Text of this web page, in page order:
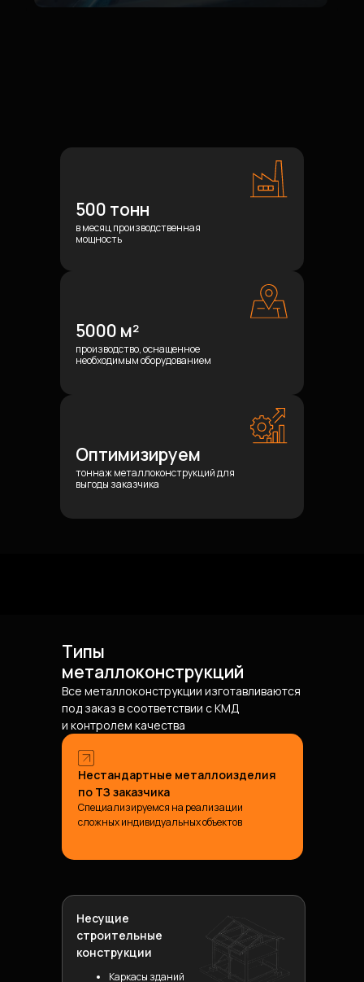
500 тонн
в месяц производственная
мощность
5000 м²
производство, оснащенное
необходимым оборудованием
Оптимизируем
тоннаж металлоконструкций для
выгоды заказчика
Типы
металлоконструкций
Все металлоконструкции изготавливаются
под заказ в соответствии с КМД
и контролем качества
Нестандартные металлоизделия
по ТЗ заказчика
Специализируемся на реализации
сложных индивидуальных объектов
Несущие
строительные
конструкции
Каркасы зданий